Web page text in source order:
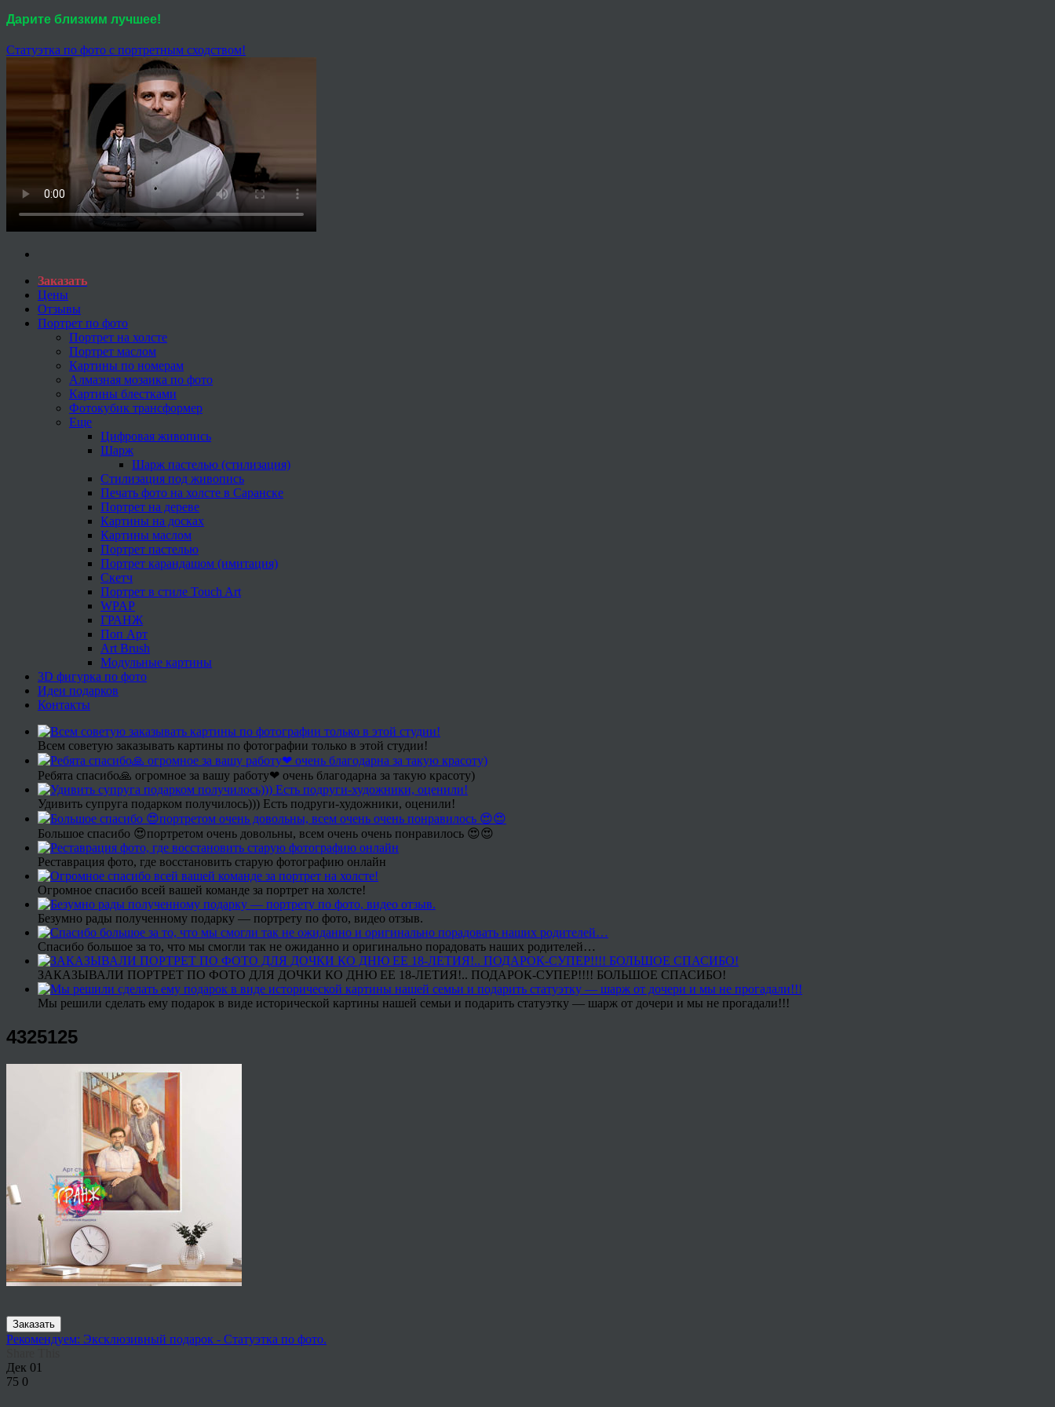
Дарите близким лучшее!
Статуэтка по фото с портретным сходством!
Заказать
Цены
Отзывы
Портрет по фото
Портрет на холсте
Портрет маслом
Картины по номерам
Алмазная мозаика по фото
Картины блестками
Фотокубик трансформер
Еще
Цифровая живопись
Шарж
Шарж пастелью (стилизация)
Стилизация под живопись
Печать фото на холсте в Саранске
Портрет на дереве
Картины на досках
Картины маслом
Портрет пастелью
Портрет карандашом (имитация)
Скетч
Портрет в стиле Touch Art
WPAP
ГРАНЖ
Поп Арт
Art Brush
Модульные картины
3D фигурка по фото
Идеи подарков
Контакты
Всем советую заказывать картины по фотографии только в этой студии!
Ребята спасибо🙏 огромное за вашу работу❤ очень благодарна за такую красоту)
Удивить супруга подарком получилось))) Есть подруги-художники, оценили!
Большое спасибо 😍портретом очень довольны, всем очень очень понравилось 😍😍
Реставрация фото, где восстановить старую фотографию онлайн
Огромное спасибо всей вашей команде за портрет на холсте!
Безумно рады полученному подарку — портрету по фото, видео отзыв.
Спасибо большое за то, что мы смогли так не ожиданно и оригинально порадовать наших родителей…
ЗАКАЗЫВАЛИ ПОРТРЕТ ПО ФОТО ДЛЯ ДОЧКИ КО ДНЮ ЕЕ 18-ЛЕТИЯ!.. ПОДАРОК-СУПЕР!!!! БОЛЬШОЕ СПАСИБО!
Мы решили сделать ему подарок в виде исторической картины нашей семьи и подарить статуэтку — шарж от дочери и мы не прогадали!!!
4325125
Заказать
Рекомендуем: Эксклюзивный подарок - Статуэтка по фото.
Дек 01
75 0